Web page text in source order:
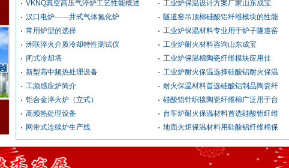
VKNQ真空高压气淬炉工艺性能概述
汉口电炉——井式气体氮化炉
常用炉型的选择
洲联淬火介质冷却特性测试仪
闭式冷却塔
新型高中频热处理设备
工频感应炉简介
铝合金淬火炉（立式）
高频热处理设备
网带式连续炉生产线
工业炉保温设计方案厂家山东成宝
隧道窑吊顶棉硅酸铝纤维模块的性能
工业炉保温材料专业用于炉子隧道窑
工业炉耐火材料咨询山东成宝
工业炉保温棉陶瓷纤维模块应用佳
工业炉耐火保温选择硅酸铝耐火保温
耐火保温材料首选硅酸铝制品陶瓷纤
硅酸铝针织毯陶瓷纤维棉广泛用于台
台车炉耐火保温材料首选硅酸铝纤维
地面火炬保温材料用硅酸铝纤维棉保